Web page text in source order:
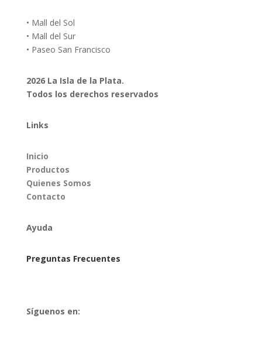
• Mall del Sol
• Mall del Sur
• Paseo San Francisco
2026 La Isla de la Plata.
Todos los derechos reservados
Links
Inicio
Productos
Quienes Somos
Contacto
Ayuda
Preguntas Frecuentes
Síguenos en: